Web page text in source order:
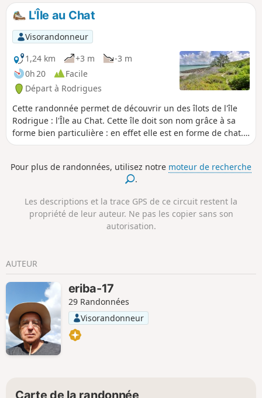
côtière et sur les îles Coco et Ile au Sables. Arrivée à un
arrêt de bus.
L'Île au Chat
Visorandonneur
1,24 km
+3 m
-3 m
0h 20
Facile
Départ à Rodrigues
Cette randonnée permet de découvrir un des îlots de l'île
Rodrigue : l'Île au Chat. Cette île doit son nom grâce à sa
forme bien particulière : en effet elle est en forme de chat.
On fera plus précisément le tour de la tête du chat en
30 minutes. La seule plage croisée sera celle du point de
départ le paysage est paradisiaque le long de la balade.
réservation !
Pour plus de randonnées, utilisez notre moteur de recherche
.
Les descriptions et la trace GPS de ce circuit restent la
propriété de leur auteur. Ne pas les copier sans son
autorisation.
AUTEUR
eriba-17
29 Randonnées
Visorandonneur